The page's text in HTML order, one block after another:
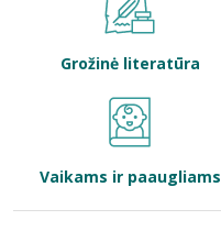
Bibliotekoms
Grožinė literatūra
Vaikams ir paaugliams